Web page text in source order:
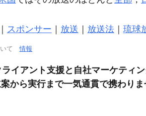
スポンサー 放送 放送法 琉球
いて情報
イアント支援と自社マーケティ
から実行まで一気通貫で携わり